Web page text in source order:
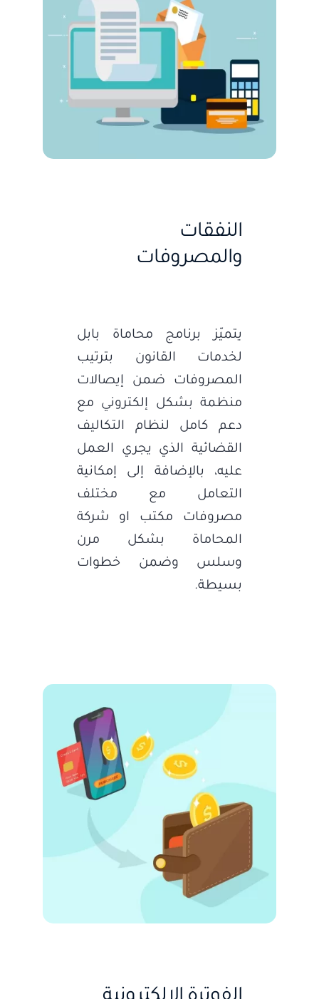
النفقات
والمصروفات
يتميّز برنامج محاماة بابل
لخدمات القانون بترتيب
المصروفات ضمن إيصالات
منظمة بشكل إلكتروني مع
دعم كامل لنظام التكاليف
القضائية الذي يجري العمل
عليه، بالإضافة إلى إمكانية
التعامل مع مختلف
مصروفات مكتب او شركة
المحاماة بشكل مرن
وسلس وضمن خطوات
بسيطة.